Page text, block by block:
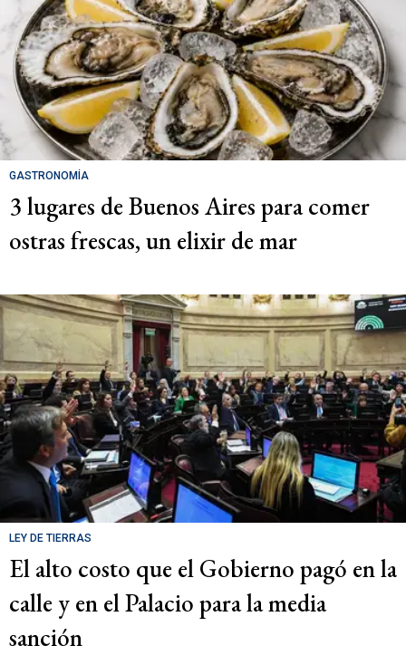
GASTRONOMÍA
3 lugares de Buenos Aires para comer
ostras frescas, un elixir de mar
LEY DE TIERRAS
El alto costo que el Gobierno pagó en la
calle y en el Palacio para la media
sanción